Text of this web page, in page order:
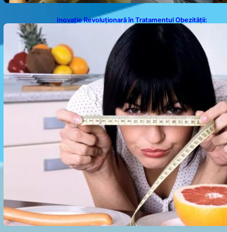
Inovație Revoluționară în Tratamentul Obezității:
Gastroplastie Endoscopică fără Bisturiu